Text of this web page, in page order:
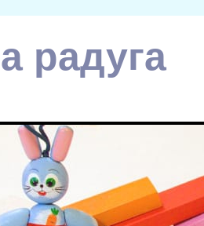
радуга